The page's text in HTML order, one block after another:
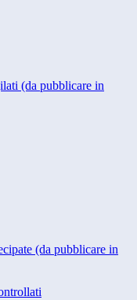
(da pubblicare in
(da pubblicare in